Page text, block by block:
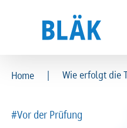
MFA & Fachpersonal
MFA & Fachpersonal
Home | Wie erfolgt die
#Vor der Prüfung